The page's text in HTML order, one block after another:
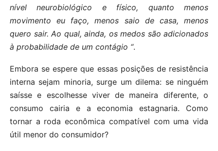
nível neurobiológico e físico, quanto menos
movimento eu faço, menos saio de casa, menos
quero sair. Ao qual, ainda, os medos são adicionados
à probabilidade de um contágio “.
Embora se espere que essas posições de resistência
interna sejam minoria, surge um dilema: se ninguém
saísse e escolhesse viver de maneira diferente, o
consumo cairia e a economia estagnaria. Como
tornar a roda econômica compatível com uma vida
útil menor do consumidor?